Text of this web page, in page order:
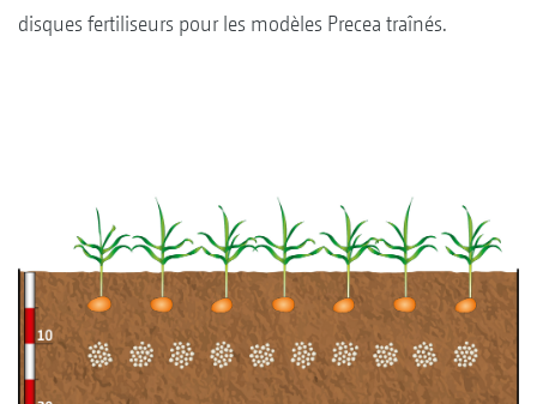
disques fertiliseurs pour les modèles Precea traînés.